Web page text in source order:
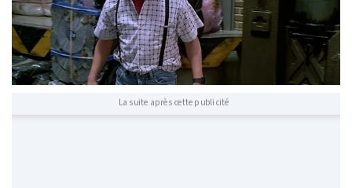
La suite après cette publicité